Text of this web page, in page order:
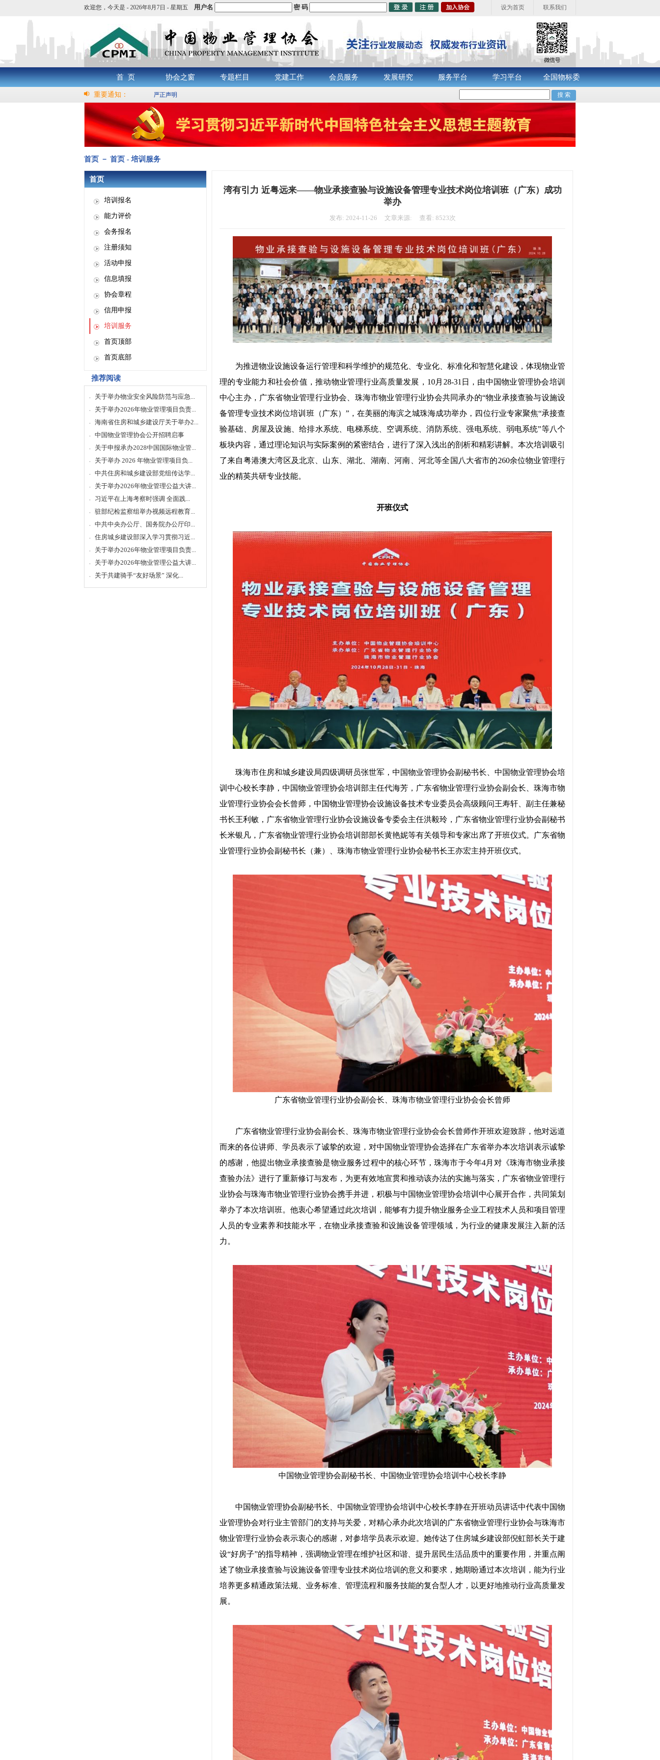
欢迎您， 今天是 - 2026年8月7日 - 星期五 用户名 密 码 联系我们
设为首页
首 页 协会之窗 专题栏目 党建工作 会员服务 发展研究 服务平台 学习平台 全国物标委
重要通知： 严正声明
首页 － 首页 - 培训服务
首页
培训报名
能力评价
会务报名
注册须知
活动申报
信息填报
协会章程
信用申报
培训服务
首页顶部
首页底部
推荐阅读
关于举办物业安全风险防范与应急...
关于举办2026年物业管理项目负责...
海南省住房和城乡建设厅关于举办2...
中国物业管理协会公开招聘启事
关于申报承办2028中国国际物业管...
关于举办 2026 年物业管理项目负...
中共住房和城乡建设部党组传达学...
关于举办2026年物业管理公益大讲...
习近平在上海考察时强调 全面践...
驻部纪检监察组举办视频远程教育...
中共中央办公厅、国务院办公厅印...
住房城乡建设部深入学习贯彻习近...
关于举办2026年物业管理项目负责...
关于举办2026年物业管理公益大讲...
关于共建骑手“友好场景” 深化...
湾有引力 近粤远来——物业承接查验与设施设备管理专业技术岗位培训班（广东）成功
举办
发布: 2024-11-26 文章来源: 查看: 8523次
为推进物业设施设备运行管理和科学维护的规范化、专业化、标准化和智慧化建设，体现物业管
理的专业能力和社会价值，推动物业管理行业高质量发展， 10月28-31日，由中国物业管理协会培训
中心主办，广东省物业管理行业协会、珠海市物业管理行业协会共同承办的“物业承接查验与设施设
备管理专业技术岗位培训班（广东）”，在美丽的海滨之城珠海成功举办，四位行业专家聚焦“承接查
验基础、房屋及设施、给排水系统、电梯系统、空调系统、消防系统、强电系统、弱电系统”等八个
板块内容，通过理论知识与实际案例的紧密结合，进行了深入浅出的剖析和精彩讲解。本次培训吸引
了来自粤港澳大湾区及北京、山东、湖北、湖南、河南、河北等全国八大省市的260余位物业管理行
业的精英共研专业技能。
开班仪式
珠海市住房和城乡建设局四级调研员张世军，中国物业管理协会副秘书长、中国物业管理协会培
训中心校长李静，中国物业管理协会培训部主任代海芳，广东省物业管理行业协会副会长、珠海市物
业管理行业协会会长曾师，中国物业管理协会设施设备技术专业委员会高级顾问王寿轩、副主任兼秘
书长王利敏，广东省物业管理行业协会设施设备专委会主任洪毅玲，广东省物业管理行业协会副秘书
长米银凡，广东省物业管理行业协会培训部部长黄艳妮等有关领导和专家出席了开班仪式。广东省物
业管理行业协会副秘书长（兼）、珠海市物业管理行业协会秘书长王亦宏主持开班仪式。
广东省物业管理行业协会副会长 珠海市物业管理行业协会会长曾师
广东省物业管理行业协会副会长、珠海市物业管理行业协会会长曾师作开班欢迎致辞，他对远道
而来的各位讲师、学员表示了诚挚的欢迎，对中国物业管理协会选择在广东省举办本次培训表示诚挚
的感谢，他提出物业承接查验是物业服务过程中的核心环节，珠海市于今年4月对《珠海市物业承接
查验办法》进行了重新修订与发布，为更有效地宣贯和推动该办法的实施与落实，广东省物业管理行
业协会与珠海市物业管理行业协会携手并进，积极与中国物业管理协会培训中心展开合作，共同策划
举办了本次培训班。他衷心希望通过此次培训，能够有力提升物业服务企业工程技术人员和项目管理
人员的专业素养和技能水平，在物业承接查验和设施设备管理领域，为行业的健康发展注入新的活
力。
中国物业管理协会副秘书长 中国物业管理协会培训中心校长李静
中国物业管理协会副秘书长、中国物业管理协会培训中心校长李静在开班动员讲话中代表中国物
业管理协会对行业主管部门的支持与关爱，对精心承办此次培训的广东省物业管理行业协会与珠海市
物业管理行业协会表示衷心的感谢，对参培学员表示欢迎。她传达了住房城乡建设部倪虹部长关于建
设“好房子”的指导精神，强调物业管理在维护社区和谐、提升居民生活品质中的重要作用，并重点阐
述了物业承接查验与设施设备管理专业技术岗位培训的意义和要求，她期盼通过本次培训，能为行业
培养更多精通政策法规、业务标准、管理流程和服务技能的复合型人才，以更好地推动行业高质量发
展。